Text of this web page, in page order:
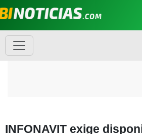
INFONAVIT exige